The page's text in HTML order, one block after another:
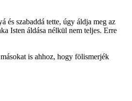
és szabaddá tette, úgy áldja meg az
Isten áldása nélkül nem teljes. Erre
is ahhoz, hogy fölismerjék